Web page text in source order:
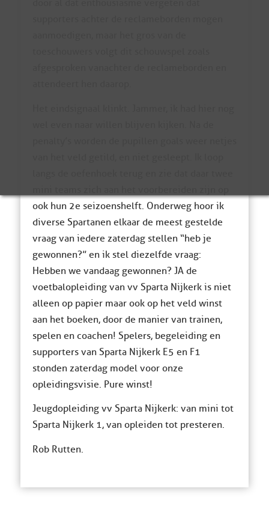
ook hun 2e seizoenshelft. Onderweg hoor ik
diverse Spartanen elkaar de meest gestelde
vraag van iedere zaterdag stellen “heb je
gewonnen?” en ik stel diezelfde vraag:
Hebben we vandaag gewonnen? JA de
voetbalopleiding van vv Sparta Nijkerk is niet
alleen op papier maar ook op het veld winst
aan het boeken, door de manier van trainen,
spelen en coachen! Spelers, begeleiding en
supporters van Sparta Nijkerk E5 en F1
stonden zaterdag model voor onze
opleidingsvisie. Pure winst!
Jeugdopleiding vv Sparta Nijkerk: van mini tot
Sparta Nijkerk 1, van opleiden tot presteren.
Rob Rutten.